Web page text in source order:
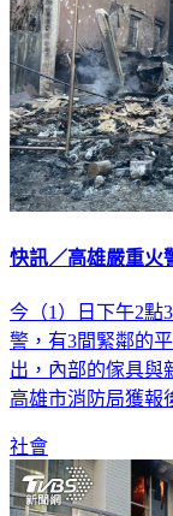
快訊／高雄嚴重
今（1）日下午2點
警，有3間緊鄰的
出，內部的傢具與
高雄市消防局獲報
社會